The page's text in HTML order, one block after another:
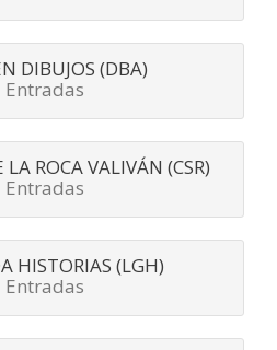
DIBUJOS (DBA)
Entradas
LA ROCA VALIVÁN (CSR)
Entradas
HISTORIAS (LGH)
Entradas